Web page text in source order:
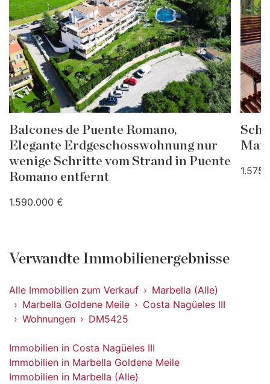
Balcones de Puente Romano,
Elegante Erdgeschosswohnung nur
wenige Schritte vom Strand in Puente
Romano entfernt
1.590.000 €
Verwandte Immobilienergebnisse
Alle Immobilien zum Verkauf
Marbella (Alle)
Marbella Goldene Meile
Costa Nagüeles III
Wohnungen
DM5425
Immobilien in Costa Nagüeles III
Immobilien in Marbella Goldene Meile
Immobilien in Marbella (Alle)